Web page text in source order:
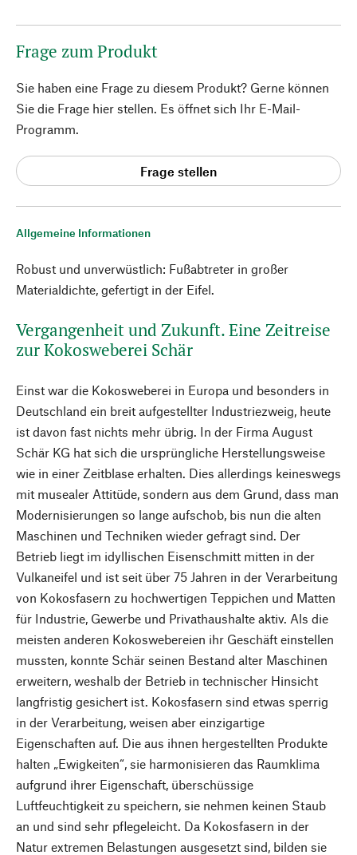
Allgemeine Informationen
Robust und unverwüstlich: Fußabtreter in großer
Materialdichte, gefertigt in der Eifel.
Vergangenheit und Zukunft. Eine Zeitreise
zur Kokosweberei Schär
Einst war die Kokosweberei in Europa und besonders in
Deutschland ein breit aufgestellter Industriezweig, heute
ist davon fast nichts mehr übrig. In der Firma August
Schär KG hat sich die ursprüngliche Herstellungsweise
wie in einer Zeitblase erhalten. Dies allerdings keineswegs
mit musealer Attitüde, sondern aus dem Grund, dass man
Modernisierungen so lange aufschob, bis nun die alten
Maschinen und Techniken wieder gefragt sind. Der
Betrieb liegt im idyllischen Eisenschmitt mitten in der
Vulkaneifel und ist seit über 75 Jahren in der Verarbeitung
von Kokosfasern zu hochwertigen Teppichen und Matten
für Industrie, Gewerbe und Privathaushalte aktiv. Als die
meisten anderen Kokoswebereien ihr Geschäft einstellen
mussten, konnte Schär seinen Bestand alter Maschinen
erweitern, weshalb der Betrieb in technischer Hinsicht
langfristig gesichert ist. Kokosfasern sind etwas sperrig
in der Verarbeitung, weisen aber einzigartige
Eigenschaften auf. Die aus ihnen hergestellten Produkte
halten „Ewigkeiten“, sie harmonisieren das Raumklima
aufgrund ihrer Eigenschaft, überschüssige
Luftfeuchtigkeit zu speichern, sie nehmen keinen Staub
an und sind sehr pflegeleicht. Da Kokosfasern in der
Natur extremen Belastungen ausgesetzt sind, bilden sie
Frage zum Produkt
Sie haben eine Frage zu diesem Produkt? Gerne können
Sie die Frage hier stellen. Es öffnet sich Ihr E-Mail-
Programm.
Frage stellen